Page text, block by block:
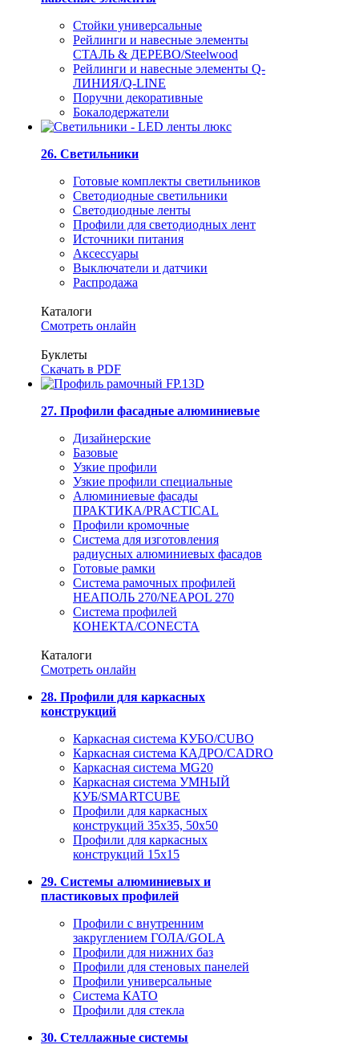
Стойки универсальные
Рейлинги и навесные элементы
СТАЛЬ & ДЕРЕВО/Steelwood
Рейлинги и навесные элементы Q-
ЛИНИЯ/Q-LINE
Поручни декоративные
Бокалодержатели
26. Светильники
Готовые комплекты светильников
Светодиодные светильники
Светодиодные ленты
Профили для светодиодных лент
Источники питания
Аксессуары
Выключатели и датчики
Распродажа
Каталоги
Смотреть онлайн
Буклеты
Скачать в PDF
27. Профили фасадные алюминиевые
Дизайнерские
Базовые
Узкие профили
Узкие профили специальные
Алюминиевые фасады
ПРАКТИКА/PRACTICAL
Профили кромочные
Система для изготовления
радиусных алюминиевых фасадов
Готовые рамки
Система рамочных профилей
НЕАПОЛЬ 270/NEAPOL 270
Система профилей
КОНЕКТА/CONECTA
Каталоги
Смотреть онлайн
28. Профили для каркасных
конструкций
Каркасная система КУБО/CUBO
Каркасная система КАДРО/CADRO
Каркасная система MG20
Каркасная система УМНЫЙ
КУБ/SMARTCUBE
Профили для каркасных
конструкций 35x35, 50x50
Профили для каркасных
конструкций 15х15
29. Системы алюминиевых и
пластиковых профилей
Профили с внутренним
закруглением ГОЛА/GOLA
Профили для нижних баз
Профили для стеновых панелей
Профили универсальные
Система КАТО
Профили для стекла
30. Стеллажные системы